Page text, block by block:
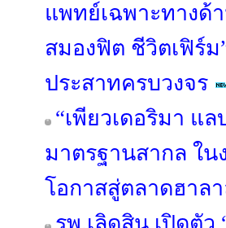
แพทย์เฉพาะทางด้
สมองฟิต ชีวิตเฟิร์
ประสาทครบวงจร
“เพียวเดอริมา แ
มาตรฐานสากล ใน
โอกาสสู่ตลาดฮาล
รพ.เลิดสิน เปิดตั